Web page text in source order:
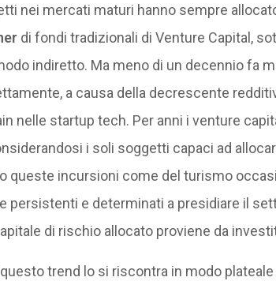
nei mercati maturi hanno sempre
di fondi tradizionali di Venture Capital,
indiretto. Ma meno di un decennio fa
a causa della decrescente
nelle startup tech. Per anni i venture
i soli soggetti capaci ad
queste incursioni come del turismo
persistenti e determinati a presidiare il
di rischio allocato proviene da
trend lo si riscontra in modo